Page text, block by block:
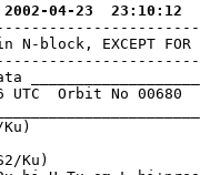
04-23  23:10:12
block, EXCEPT FOR
UTC  Orbit No 00680
Ku)